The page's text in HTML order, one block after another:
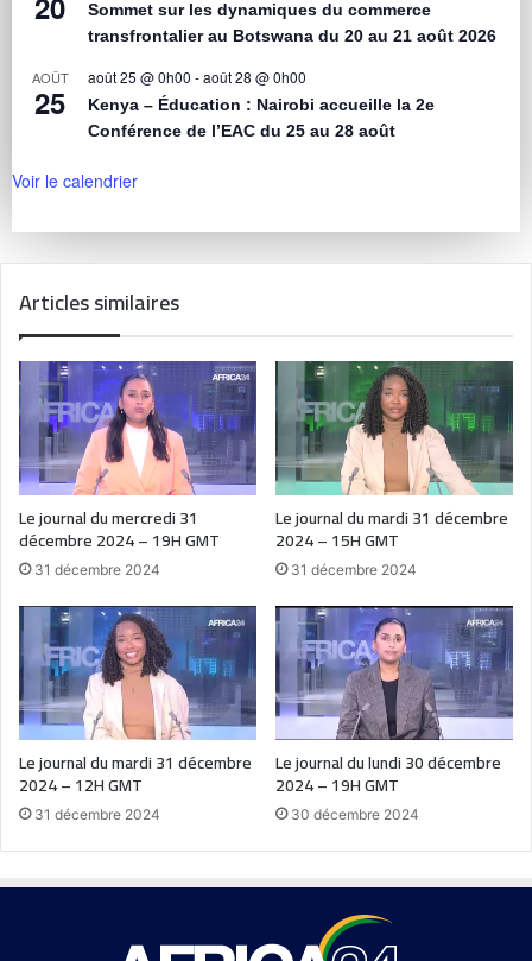
Sommet sur les dynamiques du commerce
transfrontalier au Botswana du 20 au 21 août 2026
AOÛT
25
août 25 @ 0h00 -août 28 @ 0h00
Kenya – Éducation : Nairobi accueille la 2e
Conférence de l’EAC du 25 au 28 août
Voir le calendrier
Articles similaires
Le journal du mercredi 31
décembre 2024 – 19H GMT
31 décembre 2024
Le journal du mardi 31 décembre
2024 – 15H GMT
31 décembre 2024
Le journal du mardi 31 décembre
2024 – 12H GMT
31 décembre 2024
Le journal du lundi 30 décembre
2024 – 19H GMT
30 décembre 2024